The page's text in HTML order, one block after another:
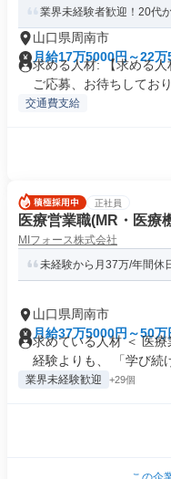
業界未経験者歓迎！20代
山口県周南市
月給17万5000円～22万
求める人材: 【求める
ご応募、お待ちしており
交通費支給
正社員
医療営業職(MR・医療
MIフォース株式会社
未経験から月37万/年間休
山口県周南市
月給37万5000円～50万
求めている人材 ＜ 医
経験よりも、 「学び続
業界未経験歓迎 +29個